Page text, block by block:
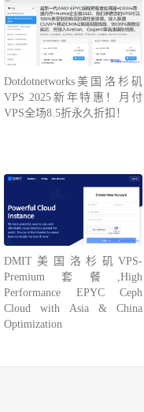
Dotdotnetworks美国洛杉矶
VPS 2025新年特惠！月付
VPS全场8.5折永久折扣！
DMIT美国洛杉矶VPS-
Premium套餐,High
Performance EPYC Ceph
Cloud with Asia & China
Optimization